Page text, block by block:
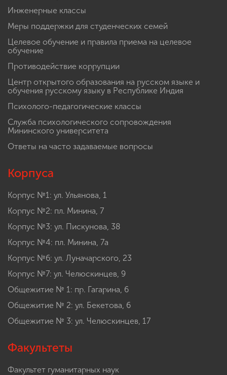
Инженерные классы
Меры поддержки для студенческих семей
Целевое обучение и правила приема на целевое
обучение
Противодействие коррупции
Центр открытого образования на русском языке и
обучения русскому языку в Республике Индия
Психолого-педагогические классы
Служба психологического сопровождения
Мининского университета
Ответы на часто задаваемые вопросы
Корпуса
Корпус №1: ул. Ульянова, 1
Корпус №2: пл. Минина, 7
Корпус №3: ул. Пискунова, 38
Корпус №4: пл. Минина, 7а
Корпус №6: ул. Луначарского, 23
Корпус №7: ул. Челюскинцев, 9
Общежитие № 1: пр. Гагарина, 6
Общежитие № 2: ул. Бекетова, 6
Общежитие № 3: ул. Челюскинцев, 17
Факультеты
Факультет гуманитарных наук